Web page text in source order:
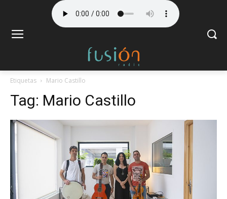
Etiquetas Mario Castillo
Tag: Mario Castillo